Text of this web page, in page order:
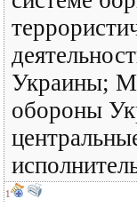
Украины;
обороны
1